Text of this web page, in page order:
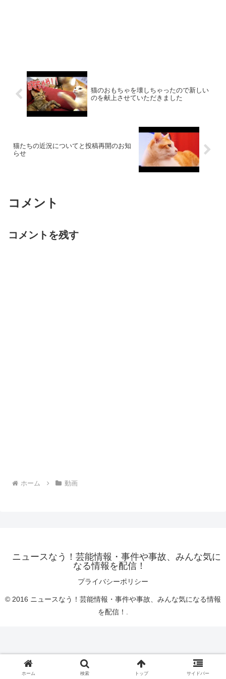
猫のおもちゃを壊しちゃったので新しい
のを献上させていただきました
猫たちの近況についてと投稿再開のお知
らせ
コメント
コメントを残す
ホーム 動画
ニュースなう！芸能情報・事件や事故、みんな気に
なる情報を配信！
プライバシーポリシー
© 2016 ニュースなう！芸能情報・事件や事故、みんな気になる情報
を配信！.
ホーム 検索 トップ サイドバー